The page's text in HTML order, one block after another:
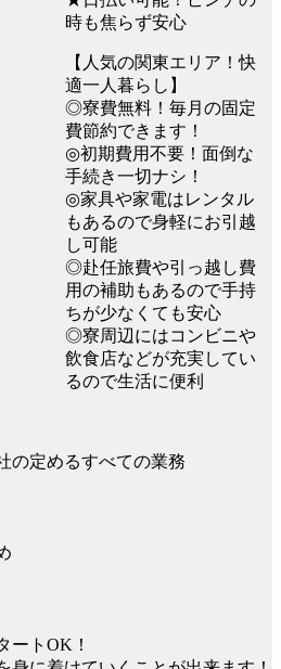
時も焦らず安心
【人気の関東エリア！快
適一人暮らし】
◎寮費無料！毎月の固定
費節約できます！
◎初期費用不要！面倒な
手続き一切ナシ！
◎家具や家電はレンタル
もあるので身軽にお引越
し可能
◎赴任旅費や引っ越し費
用の補助もあるので手持
ちが少なくても安心
◎寮周辺にはコンビニや
飲食店などが充実してい
るので生活に便利
の定めるすべての業務
ートOK！